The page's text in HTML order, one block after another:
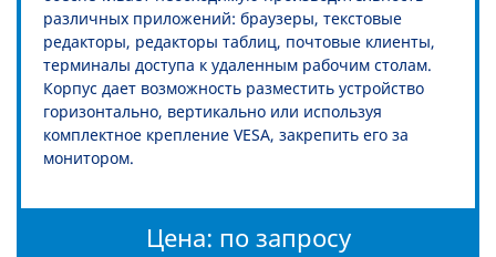
различных приложений: браузеры, текстовые
редакторы, редакторы таблиц, почтовые клиенты,
терминалы доступа к удаленным рабочим столам.
Корпус дает возможность разместить устройство
горизонтально, вертикально или используя
комплектное крепление VESA, закрепить его за
монитором.
Цена: по запросу